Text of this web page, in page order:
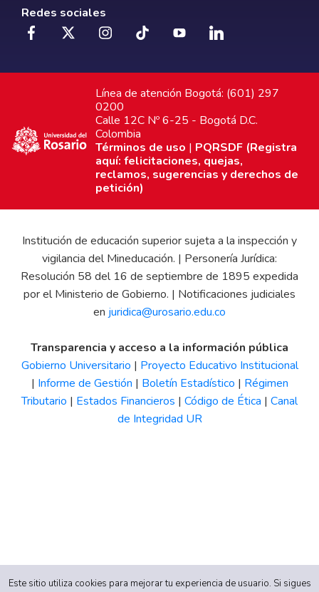
Redes sociales
Línea de atención Bogotá: (601) 297
0200
Calle 12C Nº 6-25 - Bogotá D.C.
Colombia
Términos de uso | PQRSDF (Registra
aquí: felicitaciones, quejas,
reclamos, sugerencias y derechos de
petición)
Institución de educación superior sujeta a la inspección y
vigilancia del Mineducación. | Personería Jurídica:
Resolución 58 del 16 de septiembre de 1895 expedida
por el Ministerio de Gobierno. | Notificaciones judiciales
en juridica@urosario.edu.co
Transparencia y acceso a la información pública
Gobierno Universitario | Proyecto Educativo Institucional
| Informe de Gestión | Boletín Estadístico | Régimen
Tributario | Estados Financieros | Código de Ética | Canal
de Integridad UR
Este sitio utiliza cookies para mejorar tu experiencia de usuario. Si sigues